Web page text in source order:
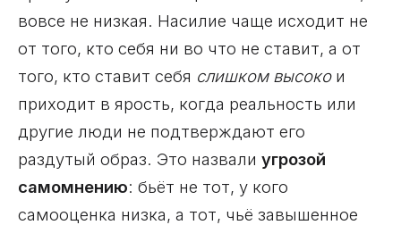
вовсе не низкая. Насилие чаще исходит не
от того, кто себя ни во что не ставит, а от
того, кто ставит себя слишком высокои
приходит в ярость, когда реальность или
другие люди не подтверждают его
раздутый образ. Это назвали угрозой
самомнению: бьёт не тот, у кого
самооценка низка, а тот, чьё завышенное